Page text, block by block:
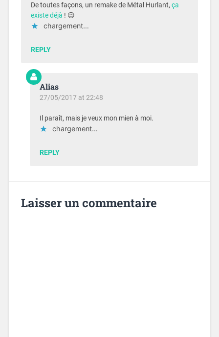
De toutes façons, un remake de Métal Hurlant, ça
existe déjà ! 😉
chargement…
REPLY
Alias
27/05/2017 at 22:48
Il paraît, mais je veux mon mien à moi.
chargement…
REPLY
Laisser un commentaire